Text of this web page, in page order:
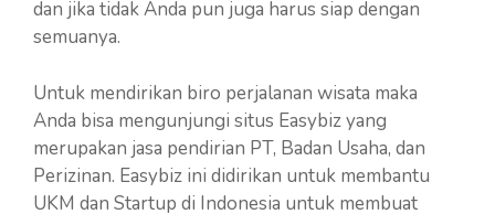
dan jika tidak Anda pun juga harus siap dengan
semuanya.
Untuk mendirikan biro perjalanan wisata maka
Anda bisa mengunjungi situs Easybiz yang
merupakan jasa pendirian PT, Badan Usaha, dan
Perizinan. Easybiz ini didirikan untuk membantu
UKM dan Startup di Indonesia untuk membuat